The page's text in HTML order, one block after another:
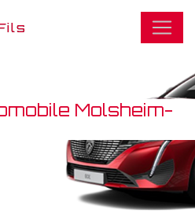
Molsheim-